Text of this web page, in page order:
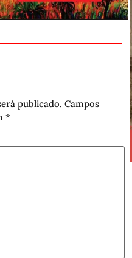
publicado. Campos
*